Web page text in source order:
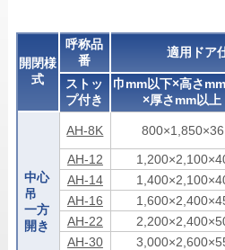
開閉様
式
呼称品
番
適用ドア
ストッ
プ付き
巾mm以下×高さ
×厚さmm以上
中心
吊
一方
開き
AH-8K 800×1,850×36
AH-12
AH-14
AH-16
AH-22
AH-30